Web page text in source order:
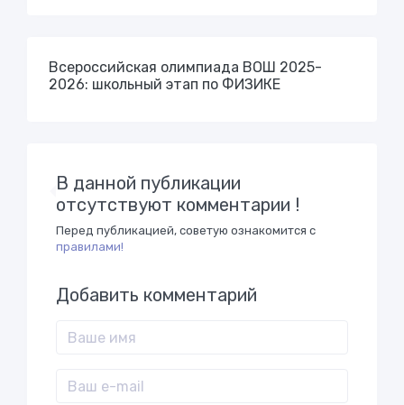
Всероссийская олимпиада ВОШ 2025-
2026: школьный этап по ФИЗИКЕ
В данной публикации
отсутствуют комментарии !
Перед публикацией, советую ознакомится с
правилами!
Добавить комментарий